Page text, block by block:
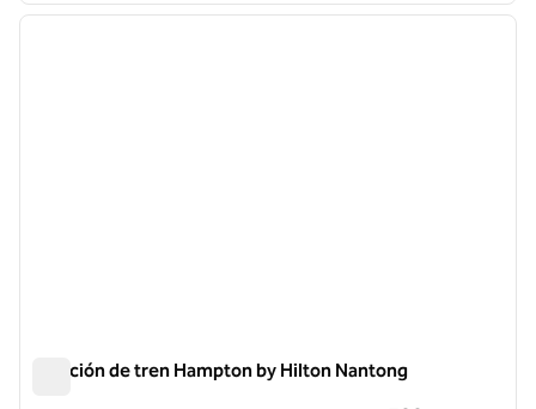
1 de 11
Estación de tren Hampton by Hilton Nantong